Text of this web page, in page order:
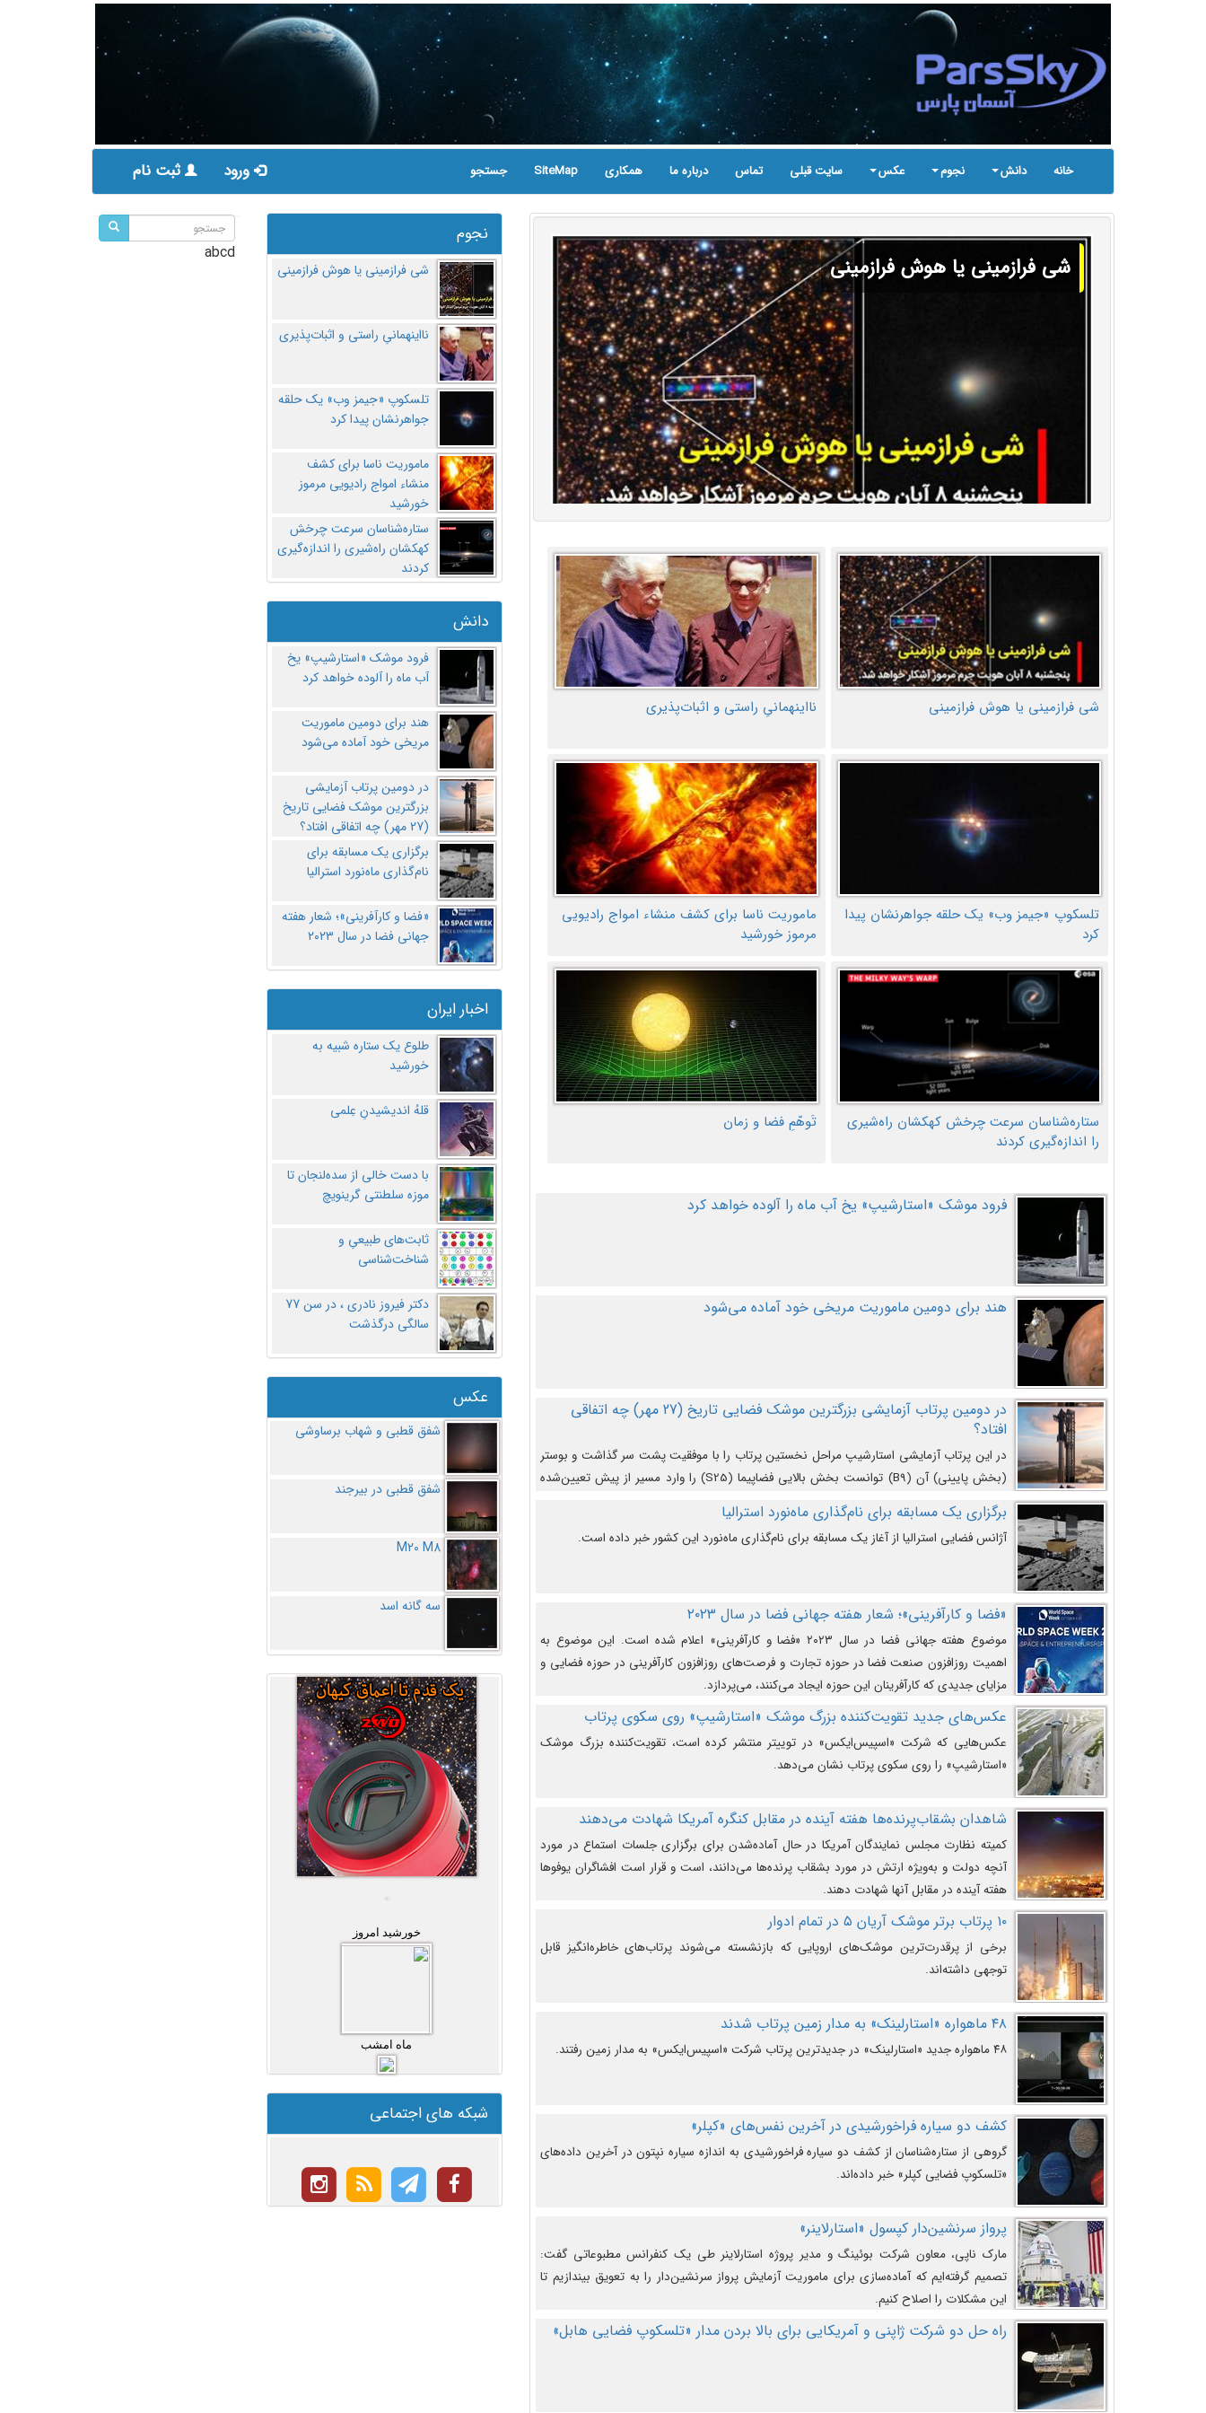
خانه دانش نجوم عکس سایت قبلی تماس درباره ما همکاری SiteMap جستجو ورود ثبت نام
شی فرازمینی یا هوش فرازمینی
شی فرازمینی یا هوش فرازمینی نااینهمانیِ راستی و اثبات‌پذیری
تلسکوپ «جیمز وب» یک حلقه جواهرنشان پیدا
کرد
ماموریت ناسا برای کشف منشاء امواج رادیویی
مرموز خورشید
ستاره‌شناسان سرعت چرخش کهکشان راه‌شیری
را اندازه‌گیری کردند
تَوهّمِ فضا و زمان
فرود موشک «استارشیپ» یخ آب ماه را آلوده خواهد کرد
هند برای دومین ماموریت مریخی خود آماده می‌شود
در دومین پرتاب آزمایشی بزرگترین موشک فضایی تاریخ (27 مهر‌) چه اتفاقی
افتاد؟
در این پرتاب آزمایشی استارشیپ مراحل نخستین پرتاب را با موفقیت پشت سر گذاشت و بوستر
(بخش پایینی) آن (B9) توانست بخش بالایی فضاپیما (S25) را وارد مسیر از پیش تعیین‌شده
کند و سپس با یک مکانیزم جدید با موفقیت از آن جدا شود. ‌
برگزاری یک مسابقه برای نام‌گذاری ماه‌نورد استرالیا
آژانس فضایی استرالیا از آغاز یک مسابقه برای نام‌گذاری ماه‌نورد این کشور خبر داده است.
«فضا و کارآفرینی»؛ شعار هفته جهانی فضا در سال ۲۰۲۳
موضوع هفته جهانی فضا در سال ۲۰۲۳ «فضا و کارآفرینی» اعلام شده است. این موضوع به
اهمیت روزافزون صنعت فضا در حوزه تجارت و فرصت‌های روزافزون کارآفرینی در حوزه فضایی و
مزایای جدیدی که کارآفرینان این حوزه ایجاد می‌کنند، می‌پردازد.
عکس‌های جدید تقویت‌کننده بزرگ موشک «استارشیپ» روی سکوی پرتاب
عکس‌هایی که شرکت «اسپیس‌ایکس» در توییتر منتشر کرده است، تقویت‌کننده بزرگ موشک
«استارشیپ» را روی سکوی پرتاب نشان می‌دهد.
شاهدان بشقاب‌پرنده‌ها هفته آینده در مقابل کنگره آمریکا شهادت می‌دهند
کمیته نظارت مجلس نمایندگان آمریکا در حال آماده‌شدن برای برگزاری جلسات استماع در مورد
آنچه دولت و به‌ویژه ارتش در مورد بشقاب پرنده‌ها می‌دانند، است و قرار است افشاگران یوفوها
هفته آینده در مقابل آنها شهادت دهند.
۱۰ پرتاب برتر موشک آریان ۵ در تمام ادوار
برخی از پرقدرت‌ترین موشک‌های اروپایی که بازنشسته می‌شوند پرتاب‌های خاطره‌انگیز قابل
توجهی داشته‌اند.
۴۸ ماهواره «استارلینک» به مدار زمین پرتاب شدند
۴۸ ماهواره جدید «استارلینک» در جدیدترین پرتاب شرکت «اسپیس‌ایکس» به مدار زمین رفتند.
کشف دو سیاره فراخورشیدی در آخرین نفس‌های «کپلر»
گروهی از ستاره‌شناسان از کشف دو سیاره فراخورشیدی به اندازه سیاره نپتون در آخرین داده‌های
«تلسکوپ فضایی کپلر» خبر داده‌اند.
پرواز سرنشین‌دار کپسول «استارلاینر»
مارک ناپی، معاون شرکت بوئینگ و مدیر پروژه استارلاینر طی یک کنفرانس مطبوعاتی گفت:
تصمیم گرفته‌ایم که آماده‌سازی برای ماموریت آزمایش پرواز سرنشین‌دار را به تعویق بیندازیم تا
این مشکلات را اصلاح کنیم.
راه حل دو شرکت ژاپنی و آمریکایی برای بالا بردن مدار «تلسکوپ فضایی هابل»
نجوم
شی فرازمینی یا هوش فرازمینی
نااینهمانیِ راستی و اثبات‌پذیری
تلسکوپ «جیمز وب» یک حلقه
جواهرنشان پیدا کرد
ماموریت ناسا برای کشف
منشاء امواج رادیویی مرموز
خورشید
ستاره‌شناسان سرعت چرخش
کهکشان راه‌شیری را اندازه‌گیری
کردند
دانش
فرود موشک «استارشیپ» یخ
آب ماه را آلوده خواهد کرد
هند برای دومین ماموریت
مریخی خود آماده می‌شود
در دومین پرتاب آزمایشی
بزرگترین موشک فضایی تاریخ
(27 مهر‌) چه اتفاقی افتاد؟
برگزاری یک مسابقه برای
نام‌گذاری ماه‌نورد استرالیا
«فضا و کارآفرینی»؛ شعار هفته
جهانی فضا در سال ۲۰۲۳
اخبار ایران
طلوع یک ستاره شبیه به
خورشید
قلهُ اندیشیدنِ عِلمی
با دست خالی از سده‌لنجان تا
موزه سلطنتی گرینویچ
ثابت‌های طبیعیِ و
شناخت‌شناسی
دکتر فیروز نادری ، در سن 77
سالگی درگذشت
عکس
شفق قطبی و شهاب برساوشی
شفق قطبی در بیرجند
M20 M8
سه گانه اسد
خورشید امروز
ماه امشب
شبکه های اجتماعی
abcd